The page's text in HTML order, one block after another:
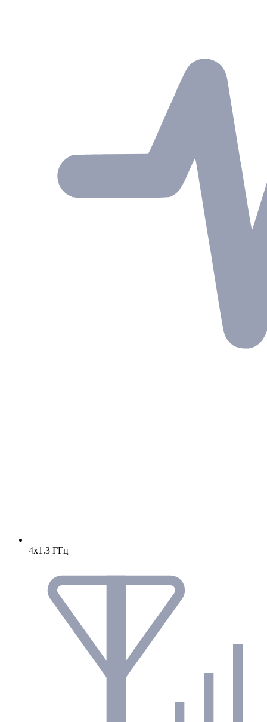
4х1.3 ГГц